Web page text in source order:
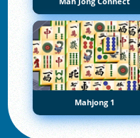
Mahjong 1